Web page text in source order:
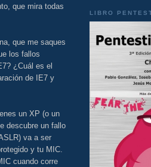
que mira todas
que me saques
los fallos
¿Cuál es el
de IE7 y
un XP (o un
descubre un fallo
va a ser
y tu MIC.
cuando corre
LIBRO